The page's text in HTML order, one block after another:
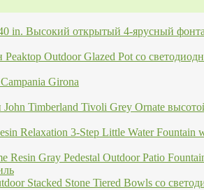
in. Высокий открытый 4-ярусный
Outdoor Glazed Pot со
Girona
Timberland Tivoli Grey Ornate
Relaxation 3-Step Little Water Fountain
Resin Gray Pedestal Outdoor Patio
Stacked Stone Tiered Bowls со